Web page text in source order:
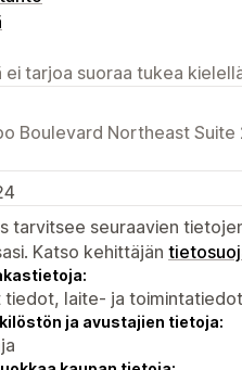
ei tarjoa suoraa tukea
Boulevard Northeast Suite
tarvitsee seuraavien
Katso kehittäjän
tiedot, laite- ja toimintatiedot
ja avustajien tietoja: